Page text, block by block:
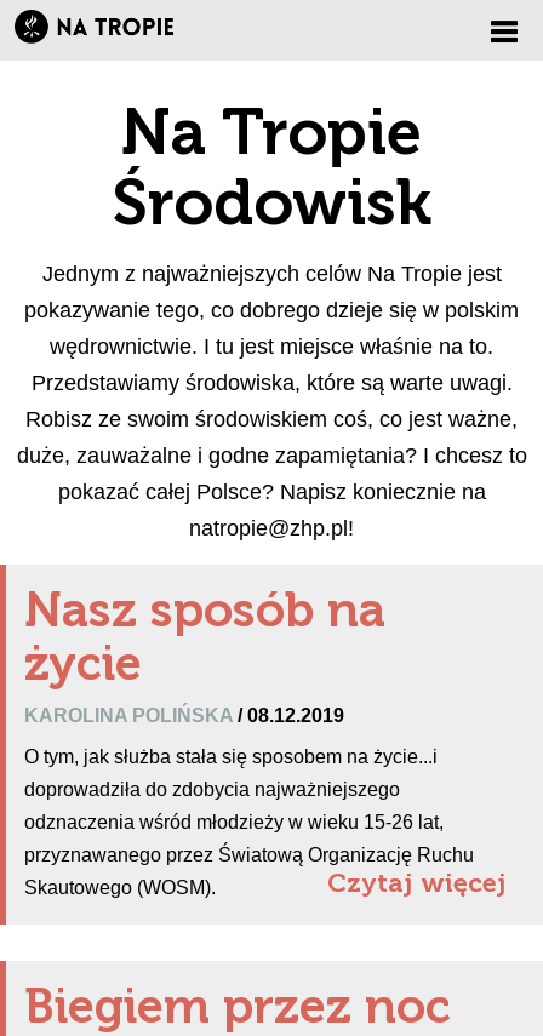
Na Tropie
Środowisk
Jednym z najważniejszych celów Na Tropie jest
pokazywanie tego, co dobrego dzieje się w polskim
wędrownictwie. I tu jest miejsce właśnie na to.
Przedstawiamy środowiska, które są warte uwagi.
Robisz ze swoim środowiskiem coś, co jest ważne,
duże, zauważalne i godne zapamiętania? I chcesz to
pokazać całej Polsce? Napisz koniecznie na
natropie@zhp.pl !
Nasz sposób na
życie
KAROLINA POLIŃSKA / 08.12.2019
O tym, jak służba stała się sposobem na życie...i
doprowadziła do zdobycia najważniejszego
odznaczenia wśród młodzieży w wieku 15-26 lat,
przyznawanego przez Światową Organizację Ruchu
Skautowego (WOSM).
Czytaj więcej
Biegiem przez noc